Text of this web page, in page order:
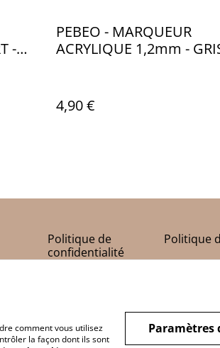
-
PEBEO - MARQUEUR
ACRYLIQUE 1,2mm -
4,90 €
Politique de
confidentialité
Politique
comment vous utilisez
la façon dont ils sont
Paramètres